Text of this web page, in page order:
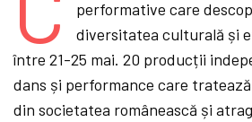
performative care
diversitatea culturală și
între 21-25 mai.20 producții
dans și performance care
din societatea românească și